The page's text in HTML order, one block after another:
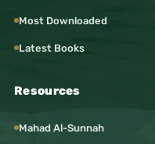
Most Downloaded
Latest Books
Resources
Mahad Al-Sunnah